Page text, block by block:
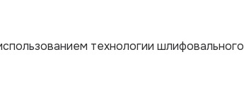
технологии шлифовального